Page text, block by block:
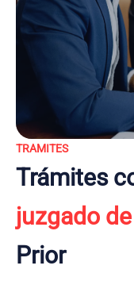
TRAMITES
Trámites
juzgado
Prior